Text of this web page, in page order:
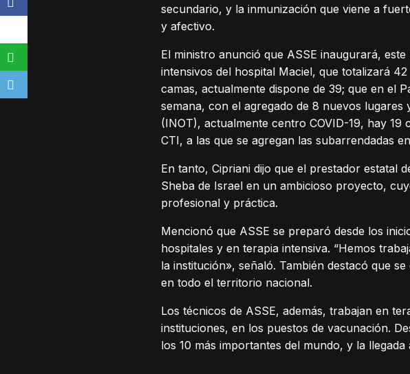
secundario, y la inmunización que viene a
y afectivo.
El ministro anunció que ASSE inaugurará,
intensivos del hospital Maciel, que totalizará
camas, actualmente dispone de 39; que en el
semana, con el agregado de 8 nuevos
(INOT), actualmente centro COVID-19, hay 19
CTI, a las que se agregan las subarrendadas
En tanto, Cipriani dijo que el prestador estatal
Sheba de Israel en un ambicioso proyecto,
profesional y práctica.
Mencionó que ASSE se preparó desde los
hospitales y en terapia intensiva. “Hemos
la institución», señaló. También destacó que
en todo el territorio nacional.
Los técnicos de ASSE, además, trabajan en
instituciones, en los puestos de vacunación.
los 10 más importantes del mundo, y la